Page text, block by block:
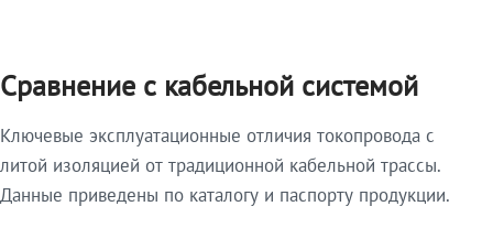
Сравнение с кабельной системой
Ключевые эксплуатационные отличия токопровода с
литой изоляцией от традиционной кабельной трассы.
Данные приведены по каталогу и паспорту продукции.